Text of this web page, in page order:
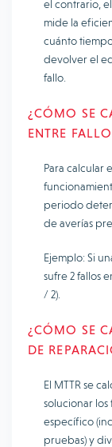
el contrario,
mide la
cuánto
devolver el
fallo.
¿CÓMO SE
ENTRE
Para calcular
periodo
de averías
Ejemplo: Si
sufre 2 fallos
/ 2).
¿CÓMO SE
DE
El MTTR se
solucionar
específico
pruebas) y